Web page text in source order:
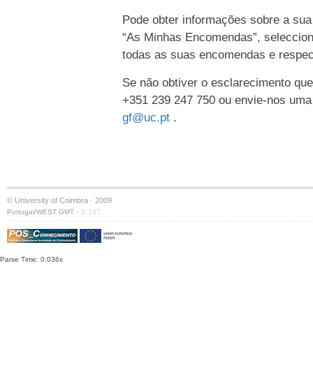
Pode obter informações sobre a
“As Minhas Encomendas”,
todas as suas encomendas e
Se não obtiver o esclarecimento
+351 239 247 750 ou envie-nos
gf@uc.pt .
© University of Coimbra · 2009
Portugal/WEST GMT · S:147
Parse Time: 0.036s